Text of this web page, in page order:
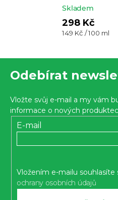
Skladem
298 Kč
Měrná
149 Kč / 100 ml
Odebírat
Vložte svůj e-mail a my vám
informace o nových
E-mail
Vložením e-mailu souhlasíte
ochrany osobních údajů